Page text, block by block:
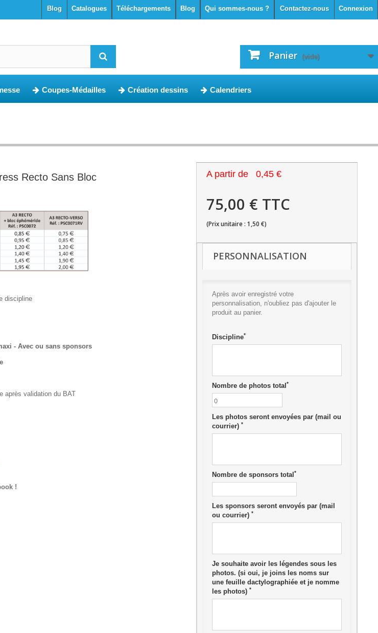
Connexion
Contactez-nous
Qui sommes-nous ?
Blog
Téléchargements
Catalogues
blog
Panier (vide)
Coupes-Médailles Création dessins Calendriers
Recto Sans Bloc
discipline
- Avec ou sans sponsors
après validation du BAT
!
A partir de 0,45 €
75,00 € TTC
(Prix unitaire : 1,50 €)
PERSONNALISATION
Après avoir enregistré votre
personnalisation, n'oubliez pas d'ajouter le
produit au panier.
Discipline*
Nombre de photos total *
Les photos seront envoyées par (mail ou
courrier) *
Nombre de sponsors total *
Les sponsors seront envoyés par (mail
ou courrier) *
Je souhaite avoir les légendes sous les
photos. (si oui, je joins les noms sur
une feuille dactylographiée et je nomme
les photos) *